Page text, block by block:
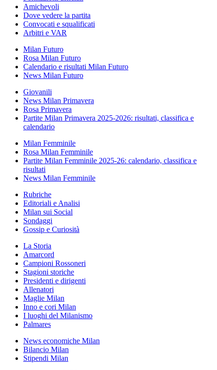
Amichevoli
Dove vedere la partita
Convocati e squalificati
Arbitri e VAR
Milan Futuro
Rosa Milan Futuro
Calendario e risultati Milan Futuro
News Milan Futuro
Giovanili
News Milan Primavera
Rosa Primavera
Partite Milan Primavera 2025-2026: risultati, classifica e
calendario
Milan Femminile
Rosa Milan Femminile
Partite Milan Femminile 2025-26: calendario, classifica e
risultati
News Milan Femminile
Rubriche
Editoriali e Analisi
Milan sui Social
Sondaggi
Gossip e Curiosità
La Storia
Amarcord
Campioni Rossoneri
Stagioni storiche
Presidenti e dirigenti
Allenatori
Maglie Milan
Inno e cori Milan
I luoghi del Milanismo
Palmares
News economiche Milan
Bilancio Milan
Stipendi Milan